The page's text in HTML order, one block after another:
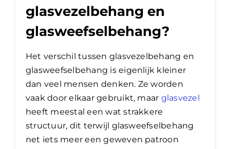
glasvezelbehang en
glasweefselbehang?
Het verschil tussen glasvezelbehang en
glasweefselbehang is eigenlijk kleiner
dan veel mensen denken. Ze worden
vaak door elkaar gebruikt, maar glasvezel
heeft meestal een wat strakkere
structuur, dit terwijl glasweefselbehang
net iets meer een geweven patroon